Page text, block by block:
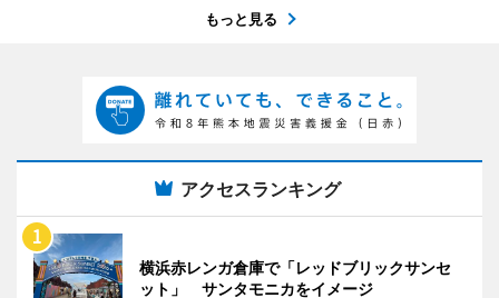
もっと見る
アクセスランキング
横浜赤レンガ倉庫で「レッドブリックサンセ
ット」 サンタモニカをイメージ